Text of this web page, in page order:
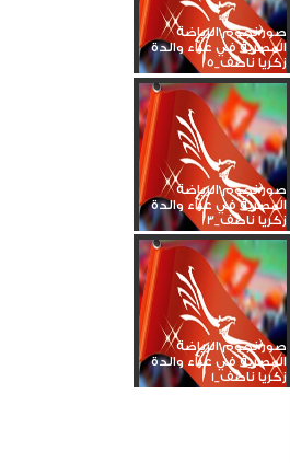
صور نجوم الرياضة
المصرية في عزاء والدة
زكريا ناصف_5
صور نجوم الرياضة
المصرية في عزاء والدة
زكريا ناصف_3
صور نجوم الرياضة
المصرية في عزاء والدة
زكريا ناصف_1